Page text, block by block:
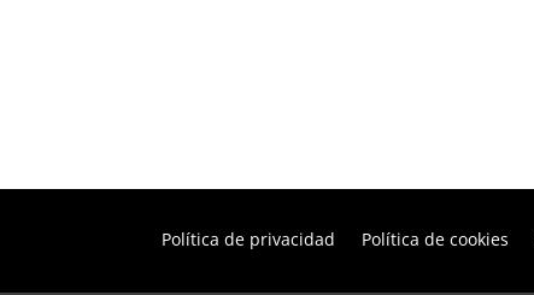
Política de privacidad Política de cookies